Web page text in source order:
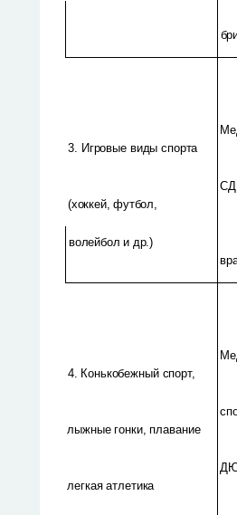
3. Игровые виды спорта
(хоккей, футбол,
волейбол и др.)
4. Конькобежный спорт,
лыжные гонки, плавание
легкая атлетика